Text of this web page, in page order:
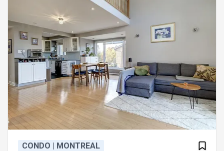
CONDO | MONTREAL